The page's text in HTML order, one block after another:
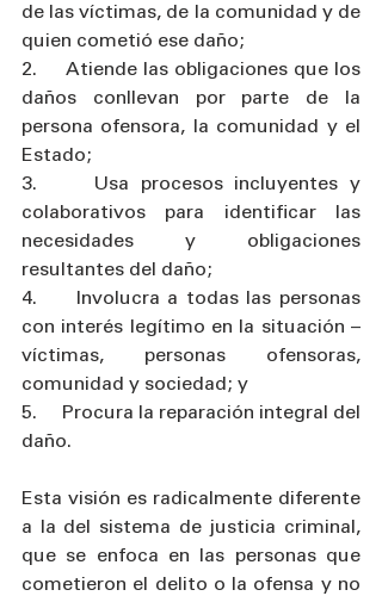
de las víctimas, de la comunidad y de
quien cometió ese daño;
2.     Atiende las obligaciones que los
daños conllevan por parte de la
persona ofensora, la comunidad y el
Estado;
3.     Usa procesos incluyentes y
colaborativos para identificar las
necesidades y obligaciones
resultantes del daño;
4.     Involucra a todas las personas
con interés legítimo en la situación –
víctimas, personas ofensoras,
comunidad y sociedad; y
5.     Procura la reparación integral del
daño.
Esta visión es radicalmente diferente
a la del sistema de justicia criminal,
que se enfoca en las personas que
cometieron el delito o la ofensa y no